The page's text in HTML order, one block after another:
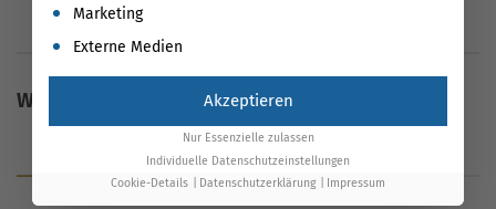
Weitere Inhalte
Glossar
Marketing
Externe Medien
Akzeptieren
Nur Essenzielle zulassen
Individuelle Datenschutzeinstellungen
Cookie-Details
Datenschutzerklärung Impressum